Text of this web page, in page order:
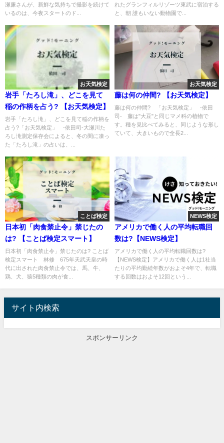
瀬廉さんが、新鮮な気持ちで撮影を続けて
いるのは、今夜スタートのド...
れたグランフィルリゾーツ東武に宿泊する
と、朝 誰もいない動物園で...
お天気検定
岩手「たろし滝」、どこを見て
稲の作柄を占う? 【お天気検定】
岩手「たろし滝」、どこを見て稲の作柄を
占う?「お天気検定」 -依田司-大瀬川た
ろし滝測定保存会によると、冬の間に凍っ
た「たろし滝」の占いは、...
お天気検定
藤は何の仲間? 【お天気検定】
藤は何の仲間? 「お天気検定」 -依田
司- 藤は"大豆"と同じマメ科の植物で
す。種を見比べてみると、同じような形し
ていて、大きいもので全長2...
ことば検定
日本初「肉食禁止令」禁じたの
は? 【ことば検定スマート】
日本初「肉食禁止令」禁じたのは? ことば
検定スマート 林修 675年天武天皇の時
代に出された肉食禁止令では、馬、牛、
鶏、犬、猿5種類の肉が食...
NEWS検定
アメリカで働く人の平均転職回
数は?【NEWS検定】
アメリカで働く人の平均転職回数は?
【NEWS検定】アメリカで働く人は1社当
たりの平均勤続年数がおよそ4年で、転職
する回数はおよそ12回という...
サイト内検索
スポンサーリンク